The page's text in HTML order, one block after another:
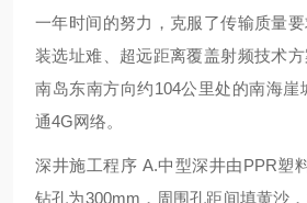
一年时间的努力，克服了传输质量
装选址难、超远距离覆盖射频技术
南岛东南方向约104公里处的南海
通4G网络。
深井施工程序 A.中型深井由PPR塑
钻孔为300mm，周围孔距间填黄沙